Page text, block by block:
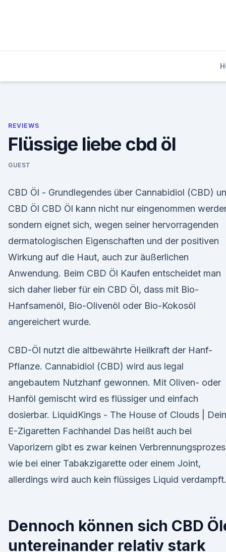
REVIEWS
Flüssige liebe cbd öl
GUEST
CBD Öl - Grundlegendes über Cannabidiol (CBD)
CBD Öl CBD Öl kann nicht nur eingenommen
sondern eignet sich, wegen seiner hervorragenden
dermatologischen Eigenschaften und der positiven
Wirkung auf die Haut, auch zur äußerlichen
Anwendung. Beim CBD Öl Kaufen entscheidet man
sich daher lieber für ein CBD Öl, dass mit Bio-
Hanfsamenöl, Bio-Olivenöl oder Bio-Kokosöl
angereichert wurde.
CBD-Öl nutzt die altbewährte Heilkraft der Hanf-
Pflanze. Cannabidiol (CBD) wird aus legal
angebautem Nutzhanf gewonnen. Mit Oliven- oder
Hanföl gemischt wird es flüssiger und einfach
dosierbar. LiquidKings - The House of Clouds | Dein
E-Zigaretten Fachhandel Das heißt auch bei
Vaporizern gibt es zwar keinen
wie bei einer Tabakzigarette oder einem Joint,
allerdings wird auch kein flüssiges Liquid verdampft.
Dennoch können sich CBD
untereinander relativ stark